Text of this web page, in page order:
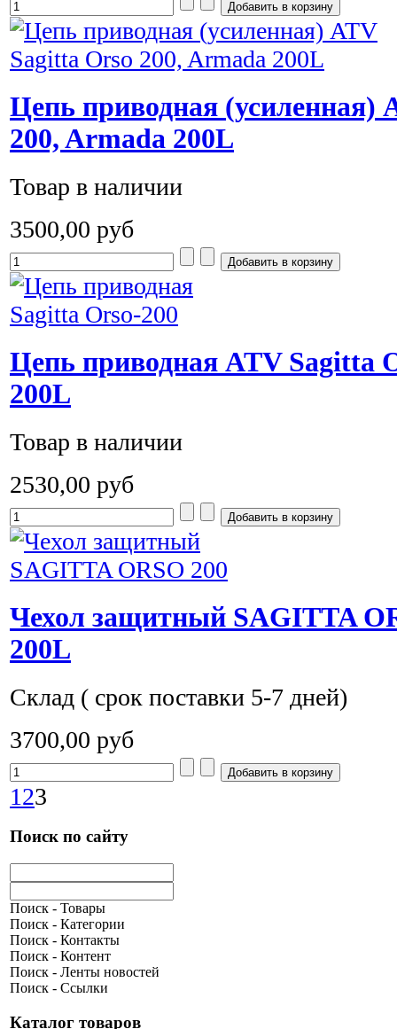
Цепь приводная (усиленная)
200, Armada 200L
Товар в наличии
3500,00 руб
Цепь приводная ATV Sagitta
200L
Товар в наличии
2530,00 руб
Чехол защитный SAGITTA
200L
Склад ( срок поставки 5-7 дней)
3700,00 руб
123
Поиск по сайту
Поиск - Товары
Поиск - Категории
Поиск - Контакты
Поиск - Контент
Поиск - Ленты новостей
Поиск - Ссылки
Каталог товаров